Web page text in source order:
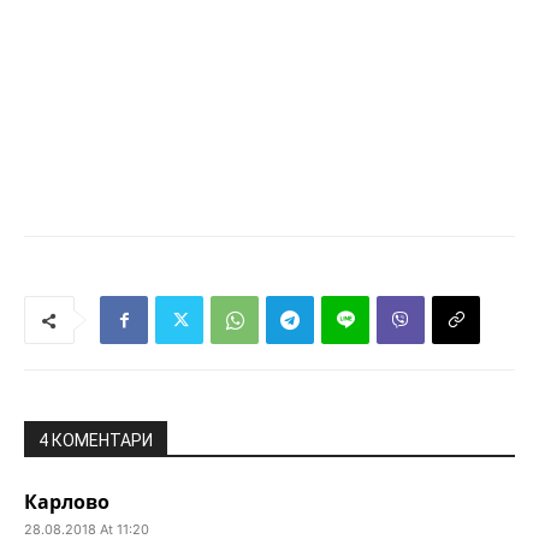
4 КОМЕНТАРИ
Карлово
28.08.2018 At 11:20